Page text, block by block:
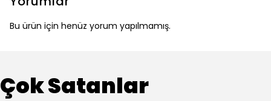
Bu ürün için henüz yorum yapılmamış.
Çok Satanlar